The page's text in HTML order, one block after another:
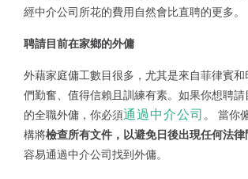
經中介公司所花的費用自然會比直聘的更多。
聘請目前在家鄉的外傭
外藉家庭傭工數目很多，尤其是來自菲律賓
們勤奮、值得信賴且訓練有素。如果你想聘請
的全職外傭，你必須通過中介公司 。 當你
構將檢查所有文件，以避免日後出現任何法律
容易通過中介公司找到外傭。